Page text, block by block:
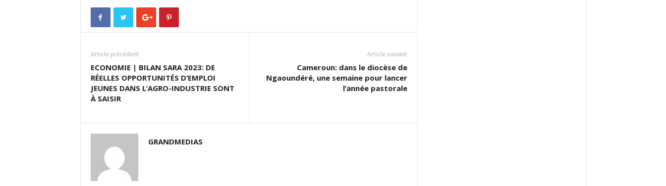
Article précédent
ECONOMIE | BILAN SARA 2023: DE
RÉELLES OPPORTUNITÉS D’EMPLOI
JEUNES DANS L’AGRO-INDUSTRIE SONT
À SAISIR
Article suivant
Cameroun: dans le diocèse de
Ngaoundéré, une semaine pour lancer
l’année pastorale
GRANDMEDIAS